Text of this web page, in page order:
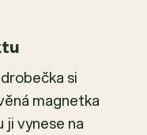
si
magnetka
vynese na